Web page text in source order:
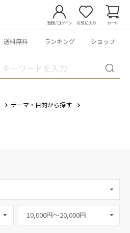
登録/ログイン お気に入り カート
送料無料 ランキング ショップ
テーマ・目的から探す